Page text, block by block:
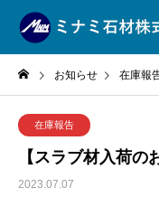
お知らせ 在庫報
在庫報告
【スラブ材入荷の
2023.07.07